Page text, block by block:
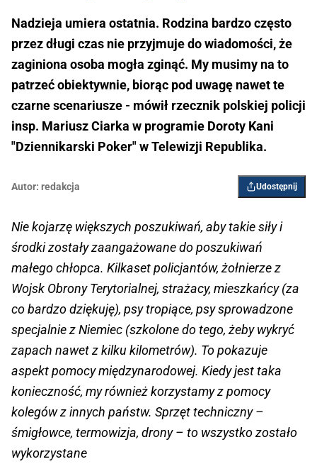
Nadzieja umiera ostatnia. Rodzina bardzo często
przez długi czas nie przyjmuje do wiadomości, że
zaginiona osoba mogła zginąć. My musimy na to
patrzeć obiektywnie, biorąc pod uwagę nawet te
czarne scenariusze - mówił rzecznik polskiej policji
insp. Mariusz Ciarka w programie Doroty Kani
"Dziennikarski Poker" w Telewizji Republika.
Autor: redakcja Udostępnij
Nie kojarzę większych poszukiwań, aby takie siły i
środki zostały zaangażowane do poszukiwań
małego chłopca. Kilkaset policjantów, żołnierze z
Wojsk Obrony Terytorialnej, strażacy, mieszkańcy (za
co bardzo dziękuję), psy tropiące, psy sprowadzone
specjalnie z Niemiec (szkolone do tego, żeby wykryć
zapach nawet z kilku kilometrów). To pokazuje
aspekt pomocy międzynarodowej. Kiedy jest taka
konieczność, my również korzystamy z pomocy
kolegów z innych państw. Sprzęt techniczny –
śmigłowce, termowizja, drony – to wszystko zostało
wykorzystane